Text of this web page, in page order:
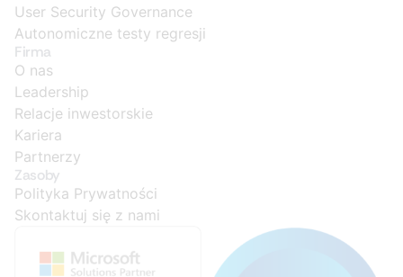
User Security Governance
Autonomiczne testy regresji
Firma
O nas
Leadership
Relacje inwestorskie
Kariera
Partnerzy
Zasoby
Polityka Prywatności
Skontaktuj się z nami